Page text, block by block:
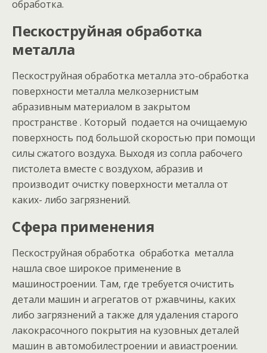
обработка.
Пескоструйная обработка
металла
Пескоструйная обработка металла это-обработка
поверхности металла мелкозернистым
абразивным материалом в закрытом
пространстве . Который подается на очищаемую
поверхность под большой скоростью при помощи
силы сжатого воздуха. Выходя из сопла рабочего
пистолета вместе с воздухом, абразив и
производит очистку поверхности металла от
каких- либо загрязнений.
Сфера применения
Пескоструйная обработка обработка металла
нашла свое широкое применение в
машиностроении. Там, где требуется очистить
детали машин и агрегатов от ржавчины, каких
либо загрязнений а также для удаления старого
лакокрасочного покрытия на кузовных деталей
машин в автомобилестроении и авиастроении.